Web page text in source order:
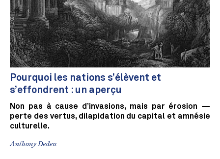
Pourquoi les nations s’élèvent et
s’effondrent : un aperçu
Non pas à cause d’invasions, mais par érosion —
perte des vertus, dilapidation du capital et amnésie
culturelle.
Anthony Deden